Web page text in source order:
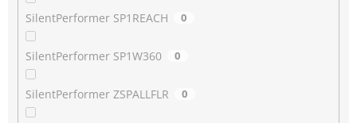
SilentPerformer SP1REACH 0
SilentPerformer SP1W360 0
SilentPerformer ZSPALLFLR 0